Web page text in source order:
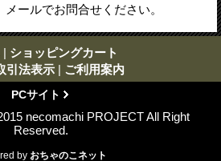
ールでお問合せください。
| ショッピングカート
引法表示 | ご利用案内
PCサイト
necomachi PROJECT All Right
Reserved.
by おちゃのこネット